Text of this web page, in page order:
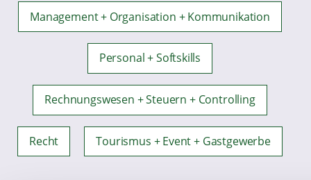
Management + Organisation + Kommunikation
Personal + Softskills
Rechnungswesen + Steuern + Controlling
Recht Tourismus + Event + Gastgewerbe